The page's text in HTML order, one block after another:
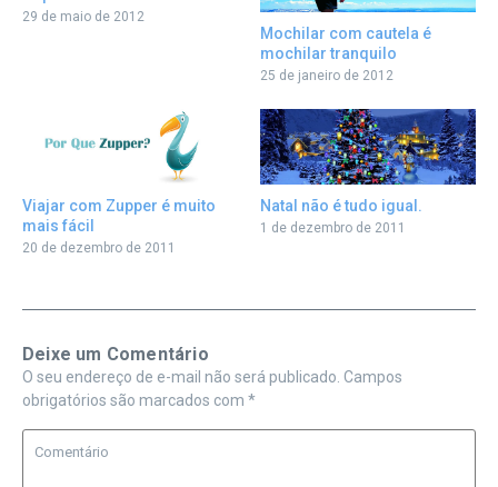
29 de maio de 2012
Mochilar com cautela é
mochilar tranquilo
25 de janeiro de 2012
Viajar com Zupper é muito
mais fácil
20 de dezembro de 2011
Natal não é tudo igual.
1 de dezembro de 2011
Deixe um Comentário
O seu endereço de e-mail não será publicado. Campos
obrigatórios são marcados com *